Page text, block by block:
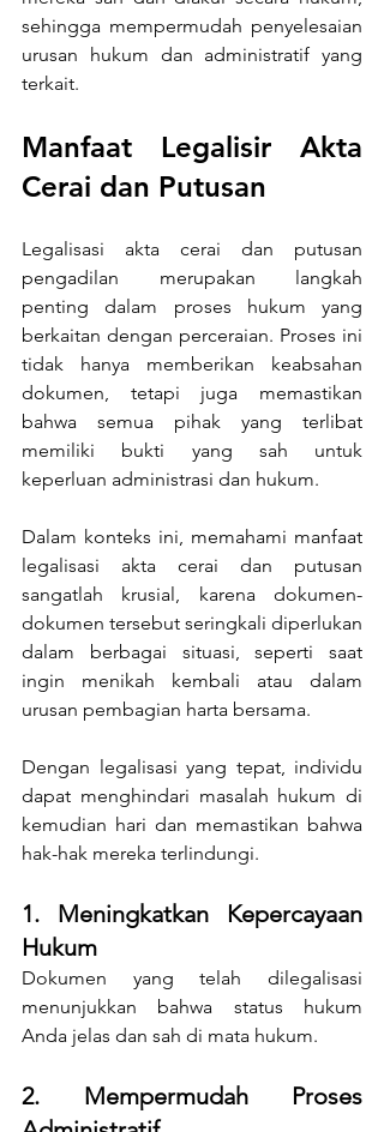
sehingga mempermudah penyelesaian
urusan hukum dan administratif yang
terkait.
Manfaat Legalisir Akta
Cerai dan Putusan
Legalisasi akta cerai dan putusan
pengadilan merupakan langkah
penting dalam proses hukum yang
berkaitan dengan perceraian. Proses ini
tidak hanya memberikan keabsahan
dokumen, tetapi juga memastikan
bahwa semua pihak yang terlibat
memiliki bukti yang sah untuk
keperluan administrasi dan hukum.
Dalam konteks ini, memahami manfaat
legalisasi akta cerai dan putusan
sangatlah krusial, karena dokumen-
dokumen tersebut seringkali diperlukan
dalam berbagai situasi, seperti saat
ingin menikah kembali atau dalam
urusan pembagian harta bersama.
Dengan legalisasi yang tepat, individu
dapat menghindari masalah hukum di
kemudian hari dan memastikan bahwa
hak-hak mereka terlindungi.
1. Meningkatkan Kepercayaan
Hukum
Dokumen yang telah dilegalisasi
menunjukkan bahwa status hukum
Anda jelas dan sah di mata hukum.
2. Mempermudah Proses